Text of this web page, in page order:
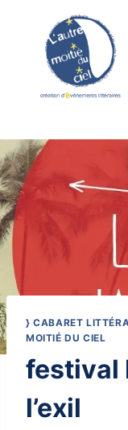
content
} CABARET
MOITIÉ DU CIEL
festival
l’exil